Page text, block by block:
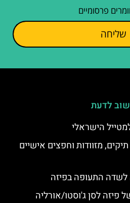
פרסומיים
שליחה
לדעת
הישראלי
מזוודות וחפצים אישיים
התעופה בפיזה
לסן ג'וסטו/אורליה